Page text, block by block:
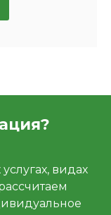
видах